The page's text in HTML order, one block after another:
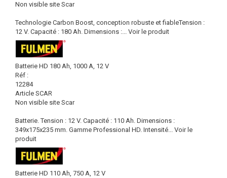
Non visible site Scar
Technologie Carbon Boost, conception robuste et fiableTension :
12 V. Capacité : 180 Ah. Dimensions :... Voir le produit
Batterie HD 180 Ah, 1000 A, 12 V
Réf :
12284
Article SCAR
Non visible site Scar
Batterie. Tension : 12 V. Capacité : 110 Ah. Dimensions :
349x175x235 mm. Gamme Professional HD. Intensité... Voir le
produit
Batterie HD 110 Ah, 750 A, 12 V